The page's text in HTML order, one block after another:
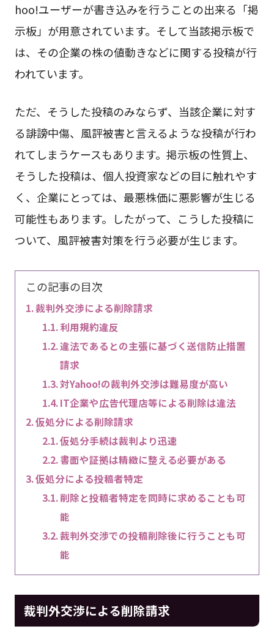
hoo!ユーザーが書き込みを行うことの出来る「掲
示板」が用意されています。そして当該掲示板で
は、その企業の株の値動きなどに関する投稿が行
われています。
ただ、そうした投稿のみならず、当該企業に対す
る誹謗中傷、風評被害と言えるような投稿が行わ
れてしまうケースもあります。掲示板の性質上、
そうした投稿は、個人投資家などの目に触れやす
く、企業にとっては、最悪株価に悪影響が生じる
可能性もあります。したがって、こうした投稿に
ついて、風評被害対策を行う必要が生じます。
この記事の目次
裁判外交渉による削除請求
利用規約違反
違法であるとの主張に基づく送信防止措置
請求
対Yahoo!の裁判外交渉は難易度が高い
IT企業や広告代理店等による削除は違法
仮処分による削除請求
仮処分手続は裁判より迅速
書面や証拠は精緻に整える必要がある
仮処分による投稿者特定
削除と投稿者特定を同時に求めることも可
能
裁判外交渉での投稿削除後に行うことも可
能
裁判外交渉による削除請求